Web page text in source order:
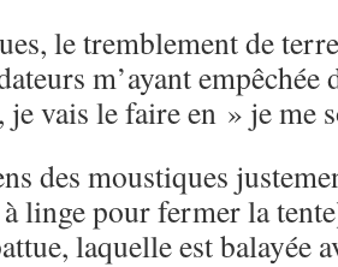
le tremblement de
m’ayant
je vais le faire en » je
des moustiques
linge pour fermer la
laquelle est